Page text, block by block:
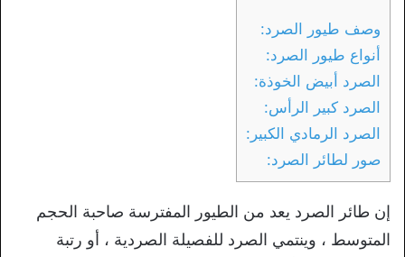
وصف طيور الصرد:
أنواع طيور الصرد:
الصرد أبيض الخوذة:
الصرد كبير الرأس:
الصرد الرمادي الكبير:
صور لطائر الصرد:
إن طائر الصرد يعد من الطيور المفترسة صاحبة الحجم
المتوسط ، وينتمي الصرد للفصيلة الصردية ، أو رتبة